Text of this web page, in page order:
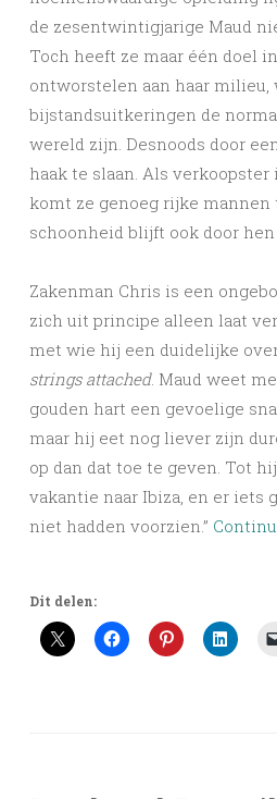
de zesentwintigjarige Maud
Toch heeft ze maar één doel
ontworstelen aan haar milieu,
bijstandsuitkeringen de
wereld zijn. Desnoods door
haak te slaan. Als
komt ze genoeg rijke mannen
schoonheid blijft ook door
Zakenman Chris is een
zich uit principe alleen laat
met wie hij een duidelijke
strings attached. Maud weet
gouden hart een gevoelige
maar hij eet nog liever zijn
op dan dat toe te geven. Tot
vakantie naar Ibiza, en er iets
niet hadden voorzien.”
Dit delen: